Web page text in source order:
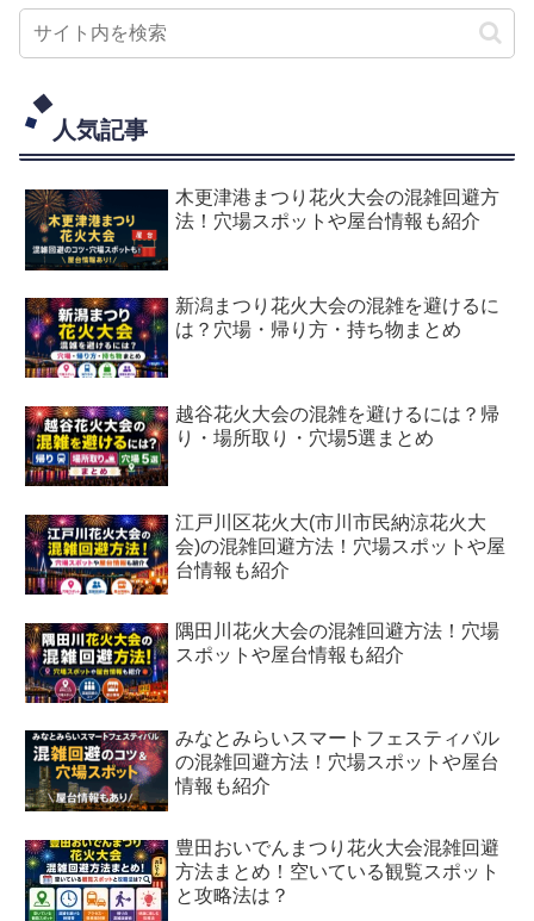
人気記事
木更津港まつり花火大会の混雑回避方
法！穴場スポットや屋台情報も紹介
新潟まつり花火大会の混雑を避けるに
は？穴場・帰り方・持ち物まとめ
越谷花火大会の混雑を避けるには？帰
り・場所取り・穴場5選まとめ
江戸川区花火大(市川市民納涼花火大
会)の混雑回避方法！穴場スポットや屋
台情報も紹介
隅田川花火大会の混雑回避方法！穴場
スポットや屋台情報も紹介
みなとみらいスマートフェスティバル
の混雑回避方法！穴場スポットや屋台
情報も紹介
豊田おいでんまつり花火大会混雑回避
方法まとめ！空いている観覧スポット
と攻略法は？